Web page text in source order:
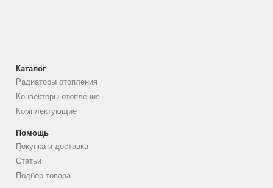
Каталог
Радиаторы отопления
Конвекторы отопления
Комплектующие
Помощь
Покупка и доставка
Статьи
Подбор товара